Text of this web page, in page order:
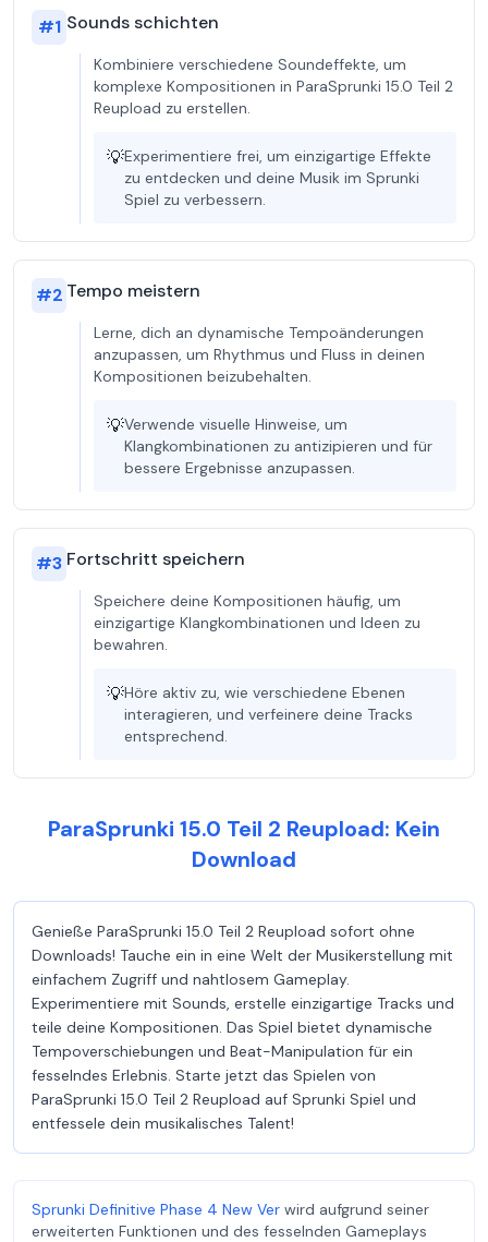
#1 Sounds schichten
Kombiniere verschiedene Soundeffekte, um
komplexe Kompositionen in ParaSprunki 15.0 Teil 2
Reupload zu erstellen.
💡Experimentiere frei, um einzigartige Effekte
zu entdecken und deine Musik im Sprunki
Spiel zu verbessern.
#2 Tempo meistern
Lerne, dich an dynamische Tempoänderungen
anzupassen, um Rhythmus und Fluss in deinen
Kompositionen beizubehalten.
💡Verwende visuelle Hinweise, um
Klangkombinationen zu antizipieren und für
bessere Ergebnisse anzupassen.
#3 Fortschritt speichern
Speichere deine Kompositionen häufig, um
einzigartige Klangkombinationen und Ideen zu
bewahren.
💡Höre aktiv zu, wie verschiedene Ebenen
interagieren, und verfeinere deine Tracks
entsprechend.
ParaSprunki 15.0 Teil 2 Reupload: Kein
Download
Genieße ParaSprunki 15.0 Teil 2 Reupload sofort ohne
Downloads! Tauche ein in eine Welt der Musikerstellung mit
einfachem Zugriff und nahtlosem Gameplay.
Experimentiere mit Sounds, erstelle einzigartige Tracks und
teile deine Kompositionen. Das Spiel bietet dynamische
Tempoverschiebungen und Beat-Manipulation für ein
fesselndes Erlebnis. Starte jetzt das Spielen von
ParaSprunki 15.0 Teil 2 Reupload auf Sprunki Spiel und
entfessele dein musikalisches Talent!
Sprunki Definitive Phase 4 New Ver wird aufgrund seiner
erweiterten Funktionen und des fesselnden Gameplays